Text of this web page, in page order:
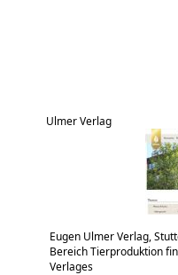
Ulmer Verlag
Eugen Ulmer Verlag,
Bereich Tierproduktion
Verlages